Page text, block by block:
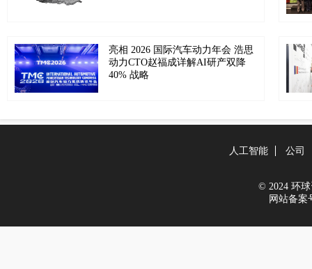
亮相 2026 国际汽车动力年会 浩思
动力CTO赵福成详解AI研产双降
40% 战略
人工智能 公司
© 2024 环球
网站备案